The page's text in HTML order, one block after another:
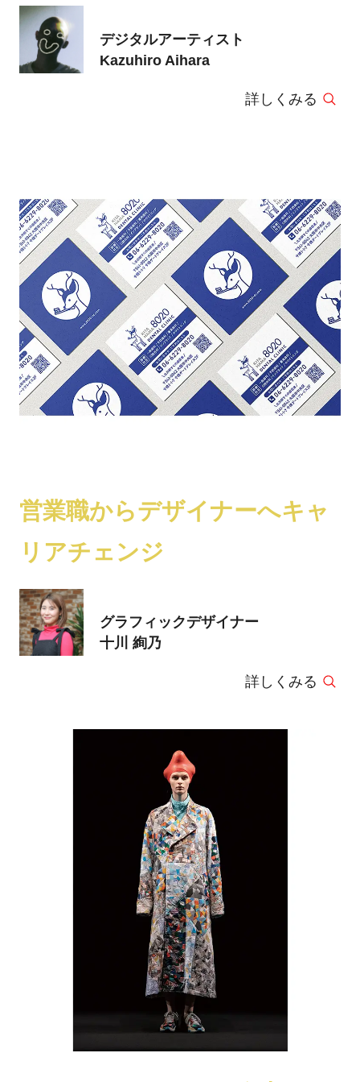
デジタルアーティスト
Kazuhiro Aihara
詳しくみる
営業職からデザイナーへキャ
リアチェンジ
グラフィックデザイナー
十川 絢乃
詳しくみる